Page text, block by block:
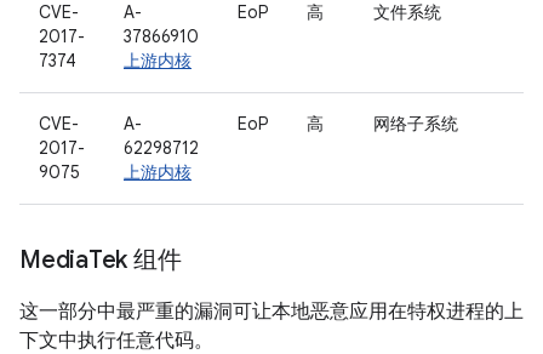
CVE-
2017-
7374
A-
37866910
上游内核
EoP 高 文件系统
CVE-
2017-
9075
A-
62298712
上游内核
EoP 高 网络子系统
MediaTek 组件
这一部分中最严重的漏洞可让本地恶意应用在特权进程的上
下文中执行任意代码。